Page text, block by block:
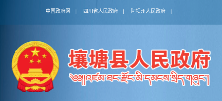
中国政府网 | 四川省人民政府 | 阿坝州人民政府 |